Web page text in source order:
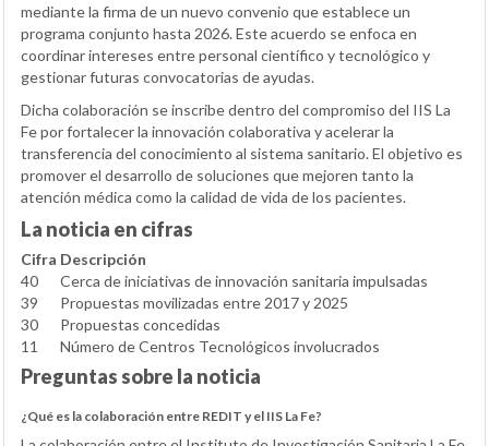
mediante la firma de un nuevo convenio que establece un
programa conjunto hasta 2026. Este acuerdo se enfoca en
coordinar intereses entre personal científico y tecnológico y
gestionar futuras convocatorias de ayudas.
Dicha colaboración se inscribe dentro del compromiso del IIS La
Fe por fortalecer la innovación colaborativa y acelerar la
transferencia del conocimiento al sistema sanitario. El objetivo es
promover el desarrollo de soluciones que mejoren tanto la
atención médica como la calidad de vida de los pacientes.
La noticia en cifras
Cifra Descripción
40
Cerca de iniciativas de innovación sanitaria impulsadas
39
Propuestas movilizadas entre 2017 y 2025
30
Propuestas concedidas
11
Número de Centros Tecnológicos involucrados
Preguntas sobre la noticia
¿Qué es la colaboración entre REDIT y el IIS La Fe?